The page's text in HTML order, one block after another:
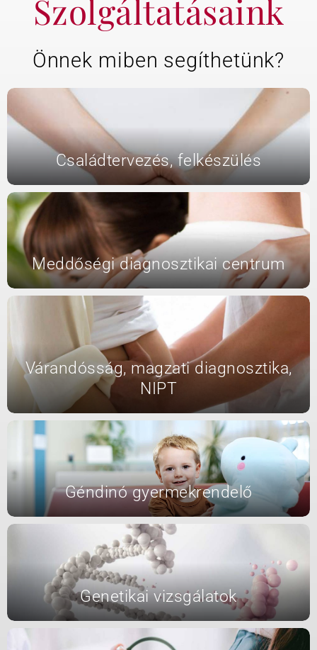
Szolgáltatásaink
Önnek miben segíthetünk?
Családtervezés, felkészülés
Meddőségi diagnosztikai centrum
Várandósság, magzati diagnosztika,
NIPT
Géndinó gyermekrendelő
Genetikai vizsgálatok